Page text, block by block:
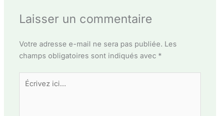
Laisser un commentaire
Votre adresse e-mail ne sera pas publiée. Les
champs obligatoires sont indiqués avec *
Écrivez